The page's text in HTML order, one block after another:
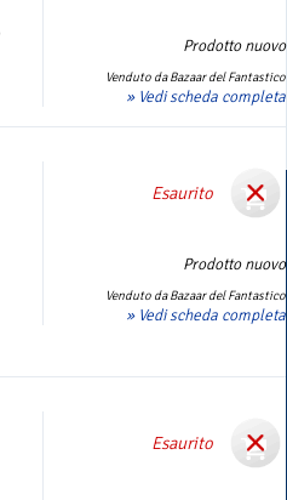
Prodotto nuovo
Venduto da Bazaar del Fantastico
» Vedi scheda completa
Esaurito
Prodotto nuovo
Venduto da Bazaar del Fantastico
» Vedi scheda completa
Esaurito